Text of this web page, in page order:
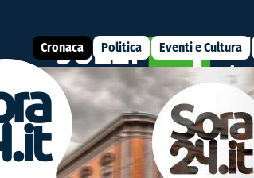
Cronaca Politica Eventi e Cultura